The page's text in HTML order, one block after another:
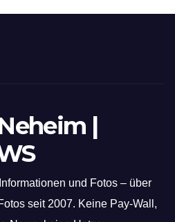
|
und Fotos – über
seit 2007. Keine Pay-Wall,